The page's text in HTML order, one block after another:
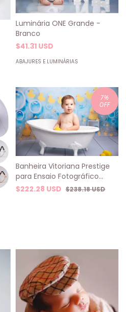
Luminária ONE Grande -
Branco
$41.31 USD
ABAJURES E LUMINÁRIAS
7%
OFF
Banheira Vitoriana Prestige
para Ensaio Fotográfico
Acompanhamento e
$222.28 USD $238.18 USD